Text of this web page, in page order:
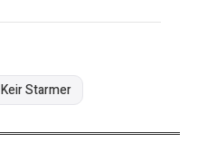
Keir Starmer